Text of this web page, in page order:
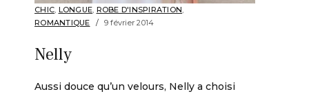
CHIC, LONGUE, ROBE D'INSPIRATION,
ROMANTIQUE
9 février 2014
Nelly
Aussi douce qu’un velours, Nelly a choisi